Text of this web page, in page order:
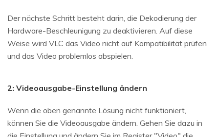
Der nächste Schritt besteht darin, die Dekodierung der
Hardware-Beschleunigung zu deaktivieren. Auf diese
Weise wird VLC das Video nicht auf Kompatibilität prüfen
und das Video problemlos abspielen.
2: Videoausgabe-Einstellung ändern
Wenn die oben genannte Lösung nicht funktioniert,
können Sie die Videoausgabe ändern. Gehen Sie dazu in